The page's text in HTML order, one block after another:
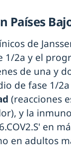
Países
de
1/2a y el
de una y
de fase 1/
(reacciones
y la
en
en adultos